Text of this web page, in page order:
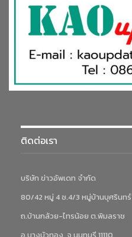
ติดต่อเรา
บริษัท ข่าวอัพเดท จำกัด
80/42 หมู่ 4 ซ.4/3 หมู่บ้านบุศรินทร์
ถ.บ้านกล้วย-ไทรน้อย ต.พิมลราช